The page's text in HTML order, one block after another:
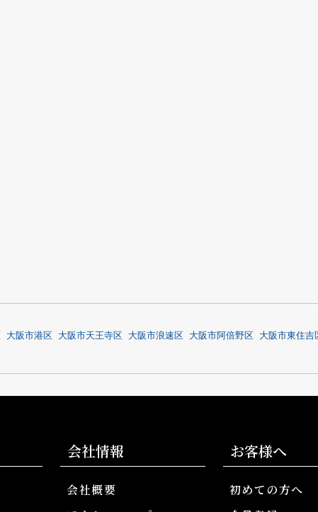
大阪市港区 大阪市天王寺区 大阪市浪速区 大阪市阿倍野区 大阪市東住吉
会社情報
会社概要
お客様へ
初めての方へ